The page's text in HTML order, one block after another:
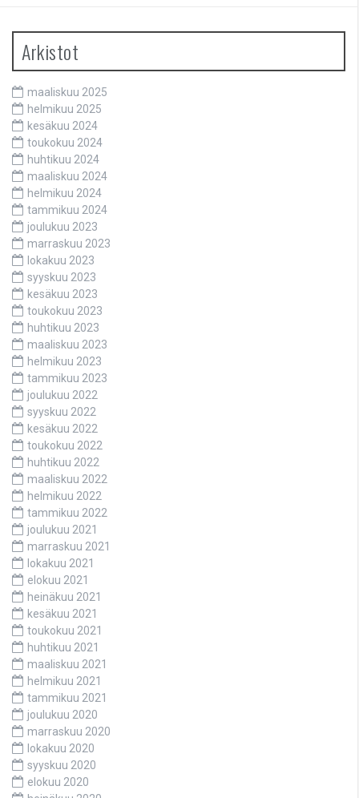
Arkistot
maaliskuu 2025
helmikuu 2025
kesäkuu 2024
toukokuu 2024
huhtikuu 2024
maaliskuu 2024
helmikuu 2024
tammikuu 2024
joulukuu 2023
marraskuu 2023
lokakuu 2023
syyskuu 2023
kesäkuu 2023
toukokuu 2023
huhtikuu 2023
maaliskuu 2023
helmikuu 2023
tammikuu 2023
joulukuu 2022
syyskuu 2022
kesäkuu 2022
toukokuu 2022
huhtikuu 2022
maaliskuu 2022
helmikuu 2022
tammikuu 2022
joulukuu 2021
marraskuu 2021
lokakuu 2021
elokuu 2021
heinäkuu 2021
kesäkuu 2021
toukokuu 2021
huhtikuu 2021
maaliskuu 2021
helmikuu 2021
tammikuu 2021
joulukuu 2020
marraskuu 2020
lokakuu 2020
syyskuu 2020
elokuu 2020